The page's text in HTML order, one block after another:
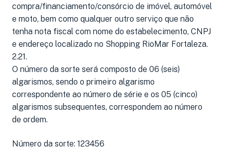
compra/financiamento/consórcio de imóvel, automóvel
e moto, bem como qualquer outro serviço que não
tenha nota fiscal com nome do estabelecimento, CNPJ
e endereço localizado no Shopping RioMar Fortaleza.
2.21.
O número da sorte será composto de 06 (seis)
algarismos, sendo o primeiro algarismo
correspondente ao número de série e os 05 (cinco)
algarismos subsequentes, correspondem ao número
de ordem.
Número da sorte: 123456